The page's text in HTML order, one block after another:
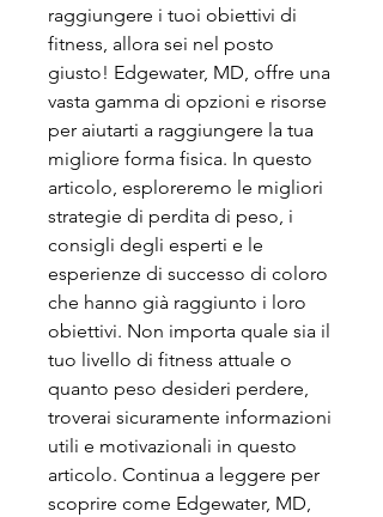
raggiungere i tuoi obiettivi di
fitness, allora sei nel posto
giusto! Edgewater, MD, offre una
vasta gamma di opzioni e risorse
per aiutarti a raggiungere la tua
migliore forma fisica. In questo
articolo, esploreremo le migliori
strategie di perdita di peso, i
consigli degli esperti e le
esperienze di successo di coloro
che hanno già raggiunto i loro
obiettivi. Non importa quale sia il
tuo livello di fitness attuale o
quanto peso desideri perdere,
troverai sicuramente informazioni
utili e motivazionali in questo
articolo. Continua a leggere per
scoprire come Edgewater, MD,